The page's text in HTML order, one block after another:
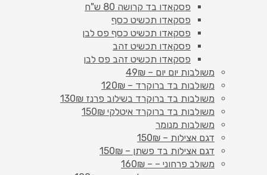
פסקאדו בד קרושה 80 ש"ח
פסקאדו תכשיט כסף
פסקאדו תכשיט כסף פס לבן
פסקאדו תכשיט זהב
פסקאדו תכשיט זהב פס לבן
משולבות יום יום – 49₪
משולבות בד ברוקרד – 120₪
משולבות בד ברוקרד בשילוב פרנז 130₪
משולבות בד ברוקרד איטלקי 150₪
משולבות מנומר
דגם אצילות – 150₪
דגם אצילות בד פשתן – 150₪
משולב פרחוני – – 160₪